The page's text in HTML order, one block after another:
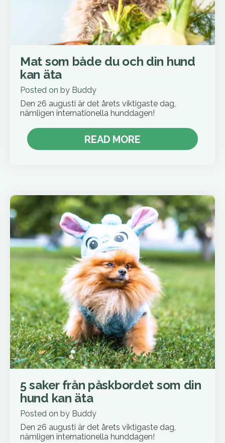
Mat som både du och din hund
kan äta
Posted on by Buddy
Den 26 augusti är det årets viktigaste dag,
nämligen internationella hunddagen!
READ MORE
5 saker från påskbordet som din
hund kan äta
Posted on by Buddy
Den 26 augusti är det årets viktigaste dag,
nämligen internationella hunddagen!